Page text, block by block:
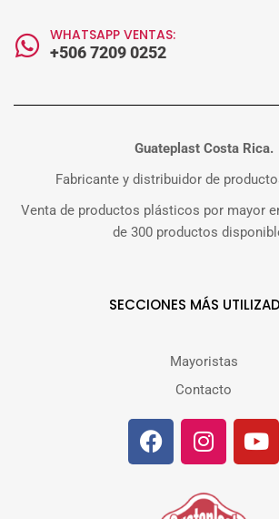
WHATSAPP VENTAS:
+506 7209 0252
Guateplast Costa Rica.
Fabricante y distribuidor de
Venta de productos plásticos por mayor
de 300 productos
SECCIONES MÁS
Mayoristas
Contacto